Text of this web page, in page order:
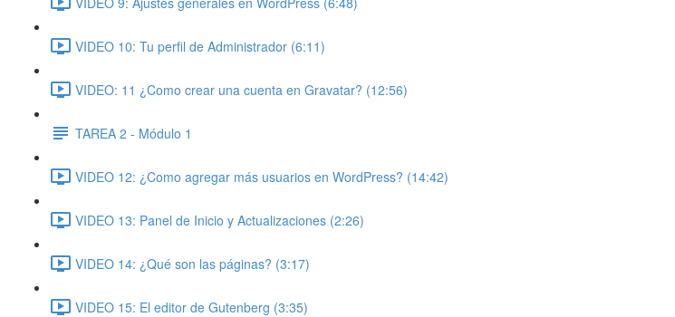
VIDEO 10: Tu perfil de Administrador (6:11)
VIDEO: 11 ¿Como crear una cuenta en Gravatar? (12:56)
TAREA 2 - Módulo 1
VIDEO 12: ¿Como agregar más usuarios en WordPress? (14:42)
VIDEO 13: Panel de Inicio y Actualizaciones (2:26)
VIDEO 14: ¿Qué son las páginas? (3:17)
VIDEO 15: El editor de Gutenberg (3:35)